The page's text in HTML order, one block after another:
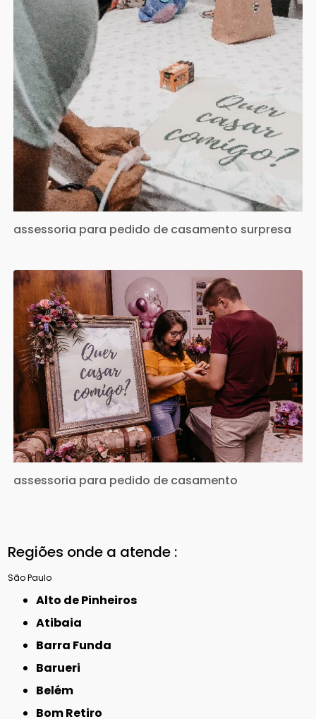
assessoria para pedido de casamento surpresa
assessoria para pedido de casamento
Regiões onde a atende :
São Paulo
Alto de Pinheiros
Atibaia
Barra Funda
Barueri
Belém
Bom Retiro